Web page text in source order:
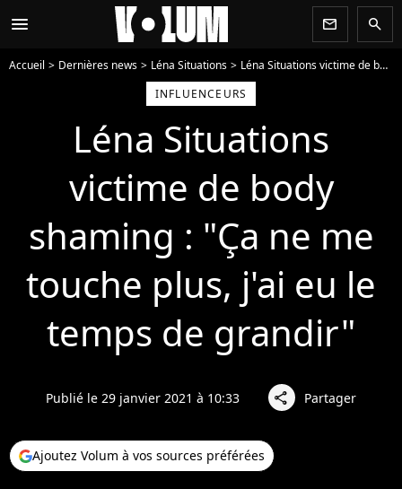
menu newsletter search
Accueil Dernières news Léna Situations
Léna Situations victime de body shaming : "Ça ne me touche plus, j'ai eu le temps de grandir"
INFLUENCEURS
Léna Situations
victime de body
shaming : "Ça ne me
touche plus, j'ai eu le
temps de grandir"
Publié le 29 janvier 2021 à 10:33 share Partager
Ajoutez Volum à vos sources préférées